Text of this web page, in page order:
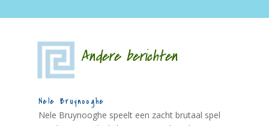
Andere berichten
Nele Bruynooghe
Nele Bruynooghe speelt een zacht brutaal spel